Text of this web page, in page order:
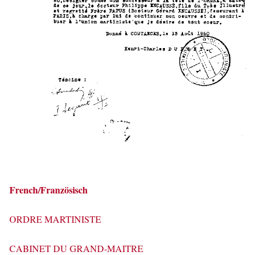
French/Französisch
ORDRE MARTINISTE
CABINET DU GRAND-MAITRE